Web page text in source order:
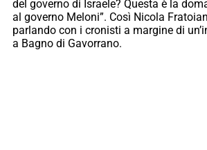
del governo di Israele? Questa è la
al governo Meloni”. Così Nicola
parlando con i cronisti a margine di
a Bagno di Gavorrano.